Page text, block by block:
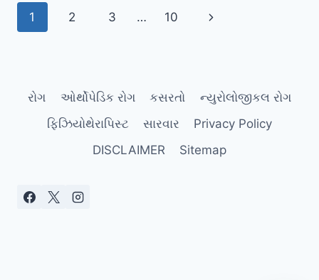
BELT)
છે
નુકસાન?
Page
1 2 3 … 10
Next
રોગ ઓર્થોપેડિક રોગ કસરતો
ન્યુરોલોજીકલ રોગ
ફિઝિયોથેરાપિસ્ટ
સારવાર
Privacy Policy
DISCLAIMER
Sitemap